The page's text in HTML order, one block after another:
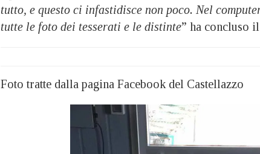
tutto, e questo ci infastidisce non poco. Nel
tutte le foto dei tesserati e le distinte” ha concluso
Foto tratte dalla pagina Facebook del Castellazzo